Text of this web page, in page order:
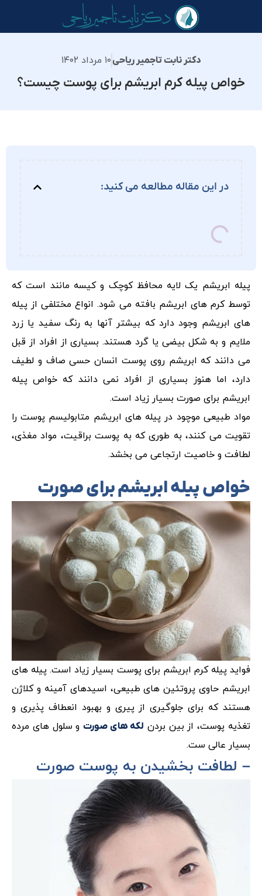
دکتر نابت تاجمیر ریاحی۱۰ مرداد ۱۴۰۲
خواص پیله کرم ابریشم برای پوست چیست؟
در این مقاله مطالعه می کنید:
پیله ابریشم یک لایه محافظ کوچک و کیسه مانند است که
توسط کرم های ابریشم بافته می شود. انواع مختلفی از پیله
های ابریشم وجود دارد که بیشتر آنها به رنگ سفید یا زرد
ملایم و به شکل بیضی یا گرد هستند. بسیاری از افراد از قبل
می دانند که ابریشم روی پوست انسان حسی صاف و لطیف
دارد، اما هنوز بسیاری از افراد نمی دانند که خواص پیله
ابریشم برای صورت بسیار زیاد است.
مواد طبیعی موچود در پیله های ابریشم متابولیسم پوست را
تقویت می کنند، به طوری که به پوست براقیت، مواد مغذی،
لطافت و خاصیت ارتجاعی می بخشد.
خواص پیله ابریشم برای صورت
فواید پیله کرم ابریشم برای پوست بسیار زیاد است. پیله های
ابریشم حاوی پروتئین های طبیعی، اسیدهای آمینه و کلاژن
هستند که برای جلوگیری از پیری و بهبود انعطاف پذیری و
تغذیه پوست، از بین بردن لکه های صورتو سلول های مرده
بسیار عالی ست.
– لطافت بخشیدن به پوست صورت